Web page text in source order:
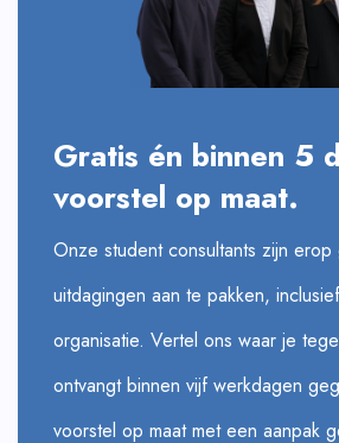
Gratis én binnen 5
voorstel op maat.
Onze student consultants zijn erop
uitdagingen aan te pakken,
organisatie. Vertel ons waar je
ontvangt binnen vijf werkdagen
voorstel op maat met een aanpak